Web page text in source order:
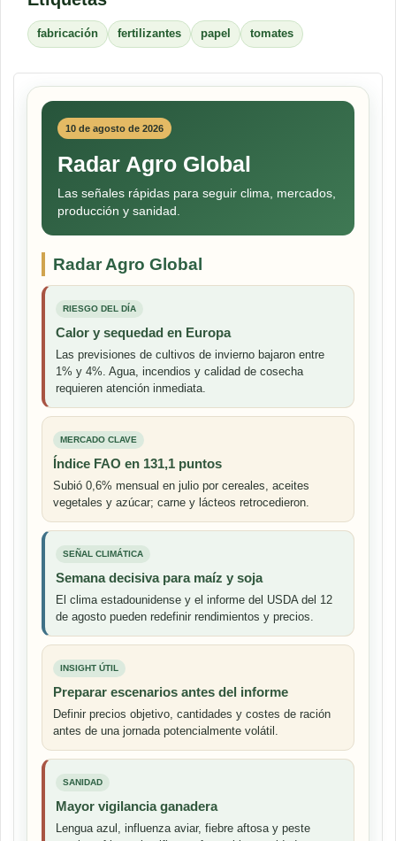
fabricación fertilizantes papel tomates
10 de agosto de 2026
Radar Agro Global
Las señales rápidas para seguir clima, mercados,
producción y sanidad.
Radar Agro Global
RIESGO DEL DÍA
Calor y sequedad en Europa
Las previsiones de cultivos de invierno bajaron entre
1% y 4%. Agua, incendios y calidad de cosecha
requieren atención inmediata.
MERCADO CLAVE
Índice FAO en 131,1 puntos
Subió 0,6% mensual en julio por cereales, aceites
vegetales y azúcar; carne y lácteos retrocedieron.
SEÑAL CLIMÁTICA
Semana decisiva para maíz y soja
El clima estadounidense y el informe del USDA del 12
de agosto pueden redefinir rendimientos y precios.
INSIGHT ÚTIL
Preparar escenarios antes del informe
Definir precios objetivo, cantidades y costes de ración
antes de una jornada potencialmente volátil.
SANIDAD
Mayor vigilancia ganadera
Lengua azul, influenza aviar, fiebre aftosa y peste